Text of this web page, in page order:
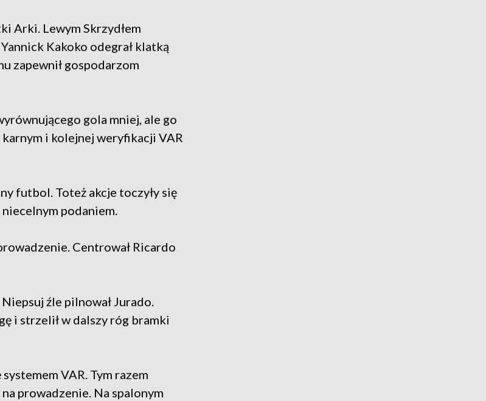
Arki. Lewym Skrzydłem
Kakoko odegrał klatką
zapewnił gospodarzom
gola mniej, ale go
karnym i kolejnej weryfikacji VAR
futbol. Toteż akcje toczyły się
podaniem.
Centrował Ricardo
źle pilnował Jurado.
i strzelił w dalszy róg bramki
VAR. Tym razem
prowadzenie. Na spalonym